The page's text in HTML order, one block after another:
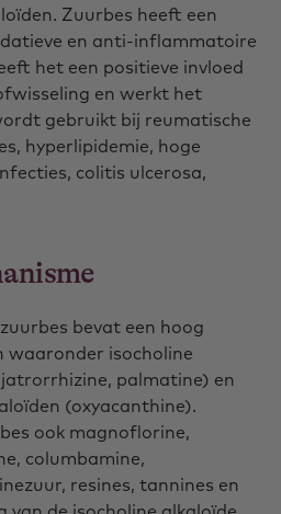
Zuurbes heeft een
en anti-inflammatoire
het een positieve invloed
en werkt het
gebruikt bij reumatische
hyperlipidemie, hoge
colitis ulcerosa,
bevat een hoog
waaronder isocholine
palmatine) en
(oxyacanthine).
ook magnoflorine,
columbamine,
resines, tannines en